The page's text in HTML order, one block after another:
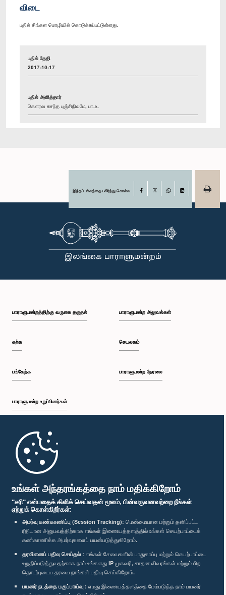
உங்கள் அந்தரங்கத்தை நாம் மதிக்கிறோம்
"சரி" என்பதைக் கிளிக் செய்வதன் மூலம், பின்வருவனவற்றை நீங்கள்
ஏற்றுக் கொள்கிறீர்கள்:
அமர்வு கண்காணிப்பு (Session Tracking): மென்மையான மற்றும் தனிப்பட்ட
ரீதியான அனுபவத்திற்காக எங்கள் இணையத்தளத்தில் உங்கள் செயற்பாட்டைக்
கண்காணிக்க அமர்வுகளைப் பயன்படுத்துகிறோம்.
தரவினைப் பதிவு செய்தல் : எங்கள் சேவைகளின் பாதுகாப்பு மற்றும் செயற்பாட்டை
உறுதிப்படுத்துவதற்காக நாம் உங்களது IP முகவரி, சாதன விவரங்கள் மற்றும் பிற
தொடர்புடைய தரவை நாங்கள் பதிவு செய்கிறோம்.
பயனர் நடத்தை பகுப்பாய்வு : எமது இணையத்தளத்தை மேம்படுத்த நாம் பயனர்
விடை
பதில் சிங்கள மொழியில் கொடுக்கப்பட்டுள்ளது.
பதில் தேதி
2017-10-17
பதில் அளித்தார்
கௌரவ சுசந்த புஞ்சிநிலமே, பா.உ.
இந்தப் பக்கத்தை பகிர்ந்து கொள்க Facebook
பாராளுமன்றத்திற்கு வருகை தருதல்
கற்க
பங்கேற்க
பாராளுமன்ற உறுப்பினர்கள்
முதற்பக்கம்
பாராளுமன்ற அலுவல்கள்
செயலகம்
பாராளுமன்ற நேரலை
பாராளுமன்ற கையடக்க செயலி
எம்மை பின்தொடர்க :
விருதுகள்